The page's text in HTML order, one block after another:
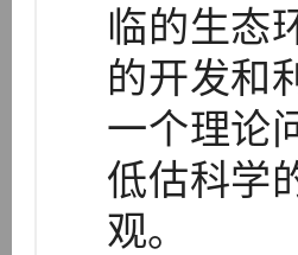
临的生态
的开发和
一个理论
低估科学
观。